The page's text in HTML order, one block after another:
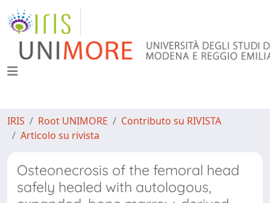
IRIS Root UNIMORE
Contributo su RIVISTA
Articolo su rivista
Osteonecrosis of the femoral head
safely healed with autologous,